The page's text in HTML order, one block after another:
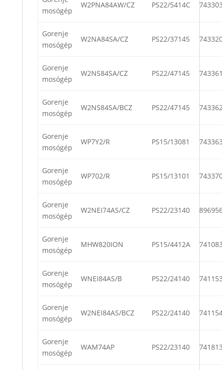
mosógép
W2PNA84AW/CZ PS22/5414C
Gorenje
mosógép
W2NA84SA/CZ PS22/37145
Gorenje
mosógép
W2NS84SA/CZ PS22/47145
Gorenje
mosógép
W2NS84SA/BCZ PS22/47145
Gorenje
mosógép
WP7Y2/R PS15/13081
Gorenje
mosógép
WP702/R PS15/13101
Gorenje
mosógép
W2NEI74AS/CZ PS22/23140
Gorenje
mosógép
MHW820ION PS15/4412A
Gorenje
mosógép
WNEI84AS/B PS22/24140
Gorenje
mosógép
W2NEI84AS/BCZ PS22/24140
Gorenje
mosógép
WAM74AP PS22/23140